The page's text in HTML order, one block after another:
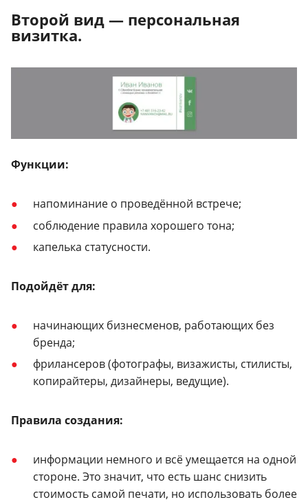
Второй вид — персональная
визитка.
Функции:
напоминание о проведённой встрече;
соблюдение правила хорошего тона;
капелька статусности.
Подойдёт для:
начинающих бизнесменов, работающих без
бренда;
фрилансеров (фотографы, визажисты, стилисты,
копирайтеры, дизайнеры, ведущие).
Правила создания:
информации немного и всё умещается на одной
стороне. Это значит, что есть шанс снизить
стоимость самой печати, но использовать более